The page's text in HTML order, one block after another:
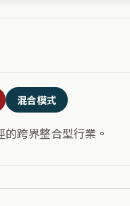
混合模式
跨界整合型行業。